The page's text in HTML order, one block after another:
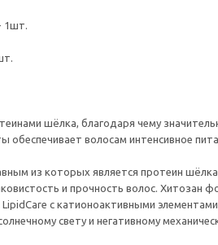
1шт.
шёлка, благодаря чему
волосам интенсивное
из которых является протеин
и прочность волос. Хитозан
с катионоактивными
свету и негативному